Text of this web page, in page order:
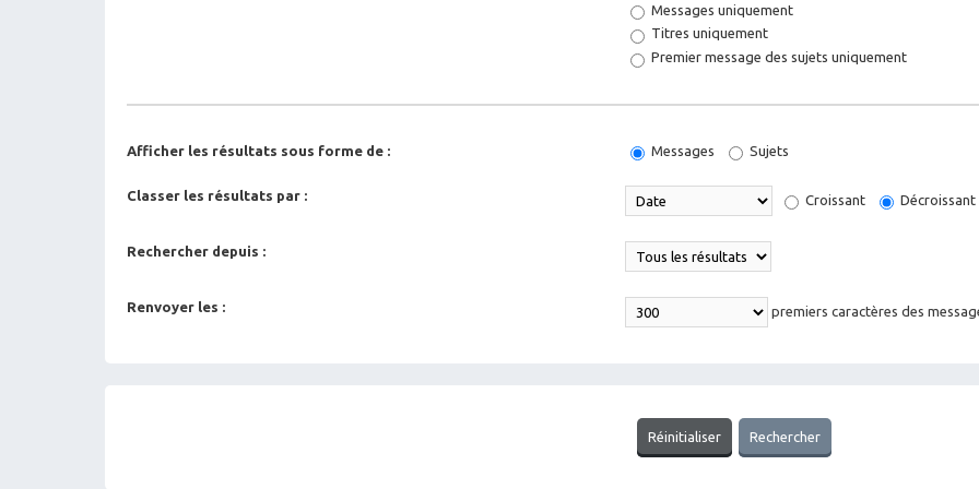
Messages uniquement
Titres uniquement
Premier message des sujets uniquement
Afficher les résultats sous forme de : Messages Sujets
Classer les résultats par : Croissant Décroissant
Rechercher depuis :
Renvoyer les : premiers caractères des